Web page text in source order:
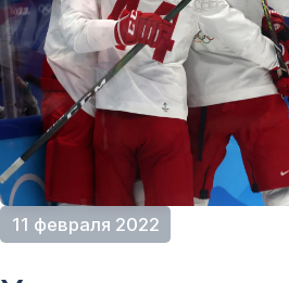
11 февраля 2022